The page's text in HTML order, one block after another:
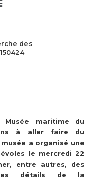
des
Musée maritime du
à aller faire du
a organisé une
le mercredi 22
entre autres, des
détails de la